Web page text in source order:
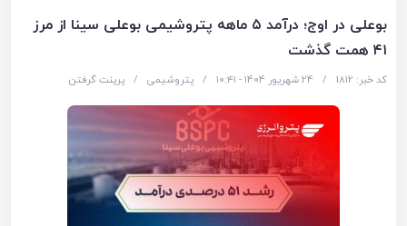
بوعلی در اوج؛ درآمد ۵ ماهه پتروشیمی بوعلی سینا از مرز
۴۱ همت گذشت
کد خبر: 1812 / 24 شهریور 1404 - ۱۰:۴۱ / پتروشیمی / پرینت گرفتن